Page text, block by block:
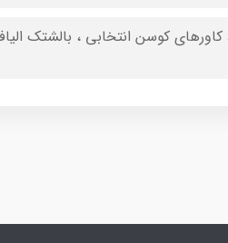
کاورهای کوسن انتخابی ، بالشتک